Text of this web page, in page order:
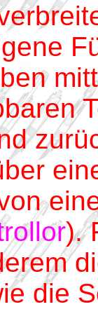
).
die